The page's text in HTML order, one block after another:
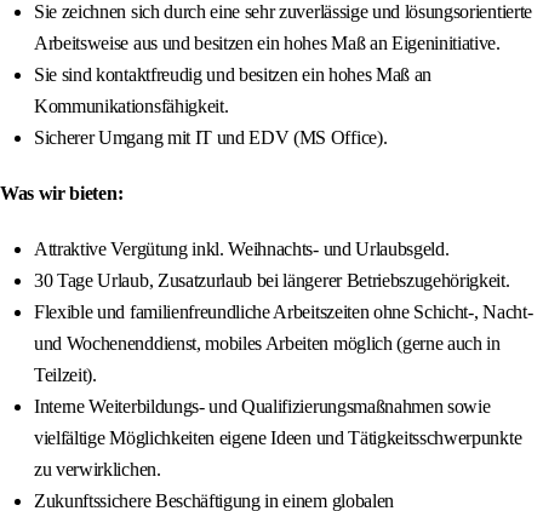
Sie zeichnen sich durch eine sehr zuverlässige und lösungsorientierte
Arbeitsweise aus und besitzen ein hohes Maß an Eigeninitiative.
Sie sind kontaktfreudig und besitzen ein hohes Maß an
Kommunikationsfähigkeit.
Sicherer Umgang mit IT und EDV (MS Office).
Was wir bieten:
Attraktive Vergütung inkl. Weihnachts- und Urlaubsgeld.
30 Tage Urlaub, Zusatzurlaub bei längerer Betriebszugehörigkeit.
Flexible und familienfreundliche Arbeitszeiten ohne Schicht-, Nacht-
und Wochenenddienst, mobiles Arbeiten möglich (gerne auch in
Teilzeit).
Interne Weiterbildungs- und Qualifizierungsmaßnahmen sowie
vielfältige Möglichkeiten eigene Ideen und Tätigkeitsschwerpunkte
zu verwirklichen.
Zukunftssichere Beschäftigung in einem globalen